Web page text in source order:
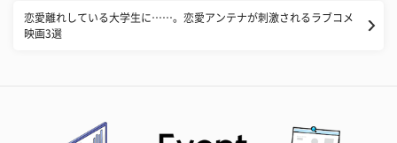
恋愛離れしている大学生に……。恋愛アンテナが刺激されるラブコメ
映画3選